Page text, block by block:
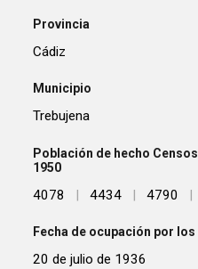
Provincia
Cádiz
Municipio
Trebujena
Población de hecho Censos
1950
4078 | 4434 | 4790 |
Fecha de ocupación por
20 de julio de 1936